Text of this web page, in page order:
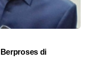
di